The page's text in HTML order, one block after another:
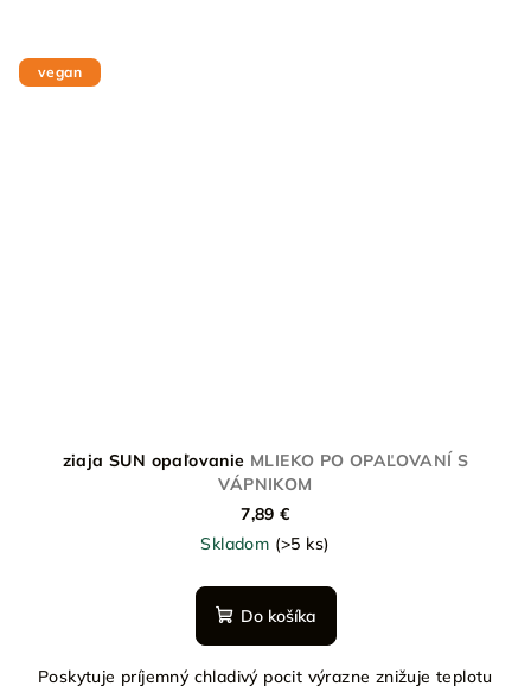
vegan
ziaja SUN opaľovanie MLIEKO PO OPAĽOVANÍ S
VÁPNIKOM
7,89 €
Skladom (>5 ks)
Do košíka
Poskytuje príjemný chladivý pocit výrazne znižuje teplotu